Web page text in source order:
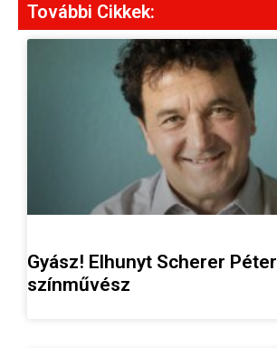
További Cikkek:
Gyász! Elhunyt Scherer Péter
színművész